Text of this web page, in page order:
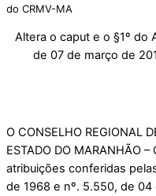
do CRMV-MA
Altera o caput e o §1º do
de 07 de março de
O CONSELHO REGIONAL
ESTADO DO MARANHÃO
atribuições conferidas
de 1968 e nº. 5.550, de